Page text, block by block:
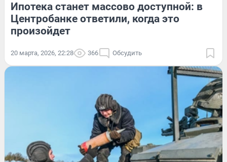
Ипотека станет массово доступной: в
Центробанке ответили, когда это
произойдет
20 марта, 2026, 22:28 366 Обсудить